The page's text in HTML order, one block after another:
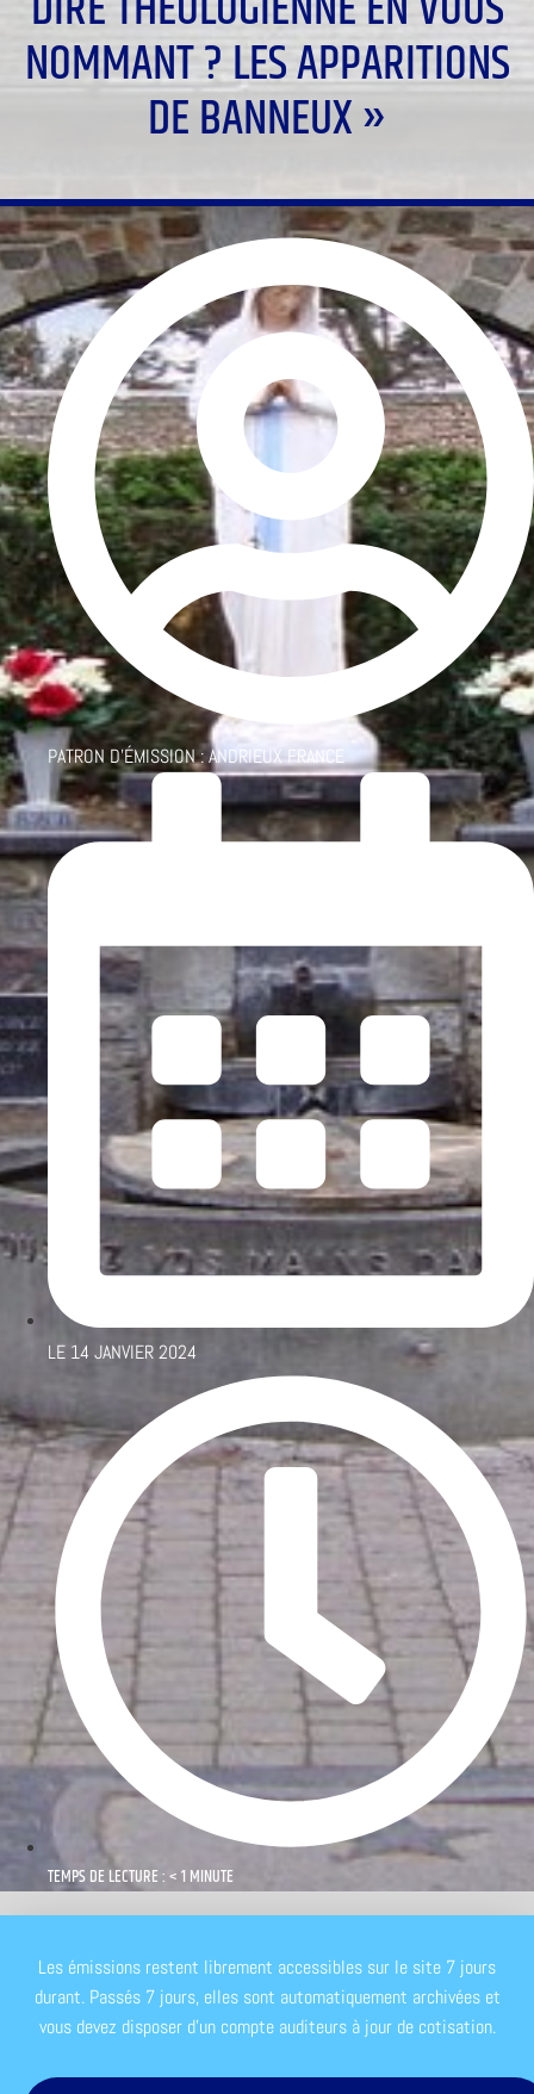
NOMMANT ? LES APPARITIONS
DE BANNEUX »
PATRON D'ÉMISSION :ANDRIEUX FRANCE
LE 14 JANVIER 2024
TEMPS DE LECTURE : < 1 MINUTE
Les émissions restent librement accessibles sur le site 7 jours
durant. Passés 7 jours, elles sont automatiquement archivées et
vous devez disposer d'un compte auditeurs à jour de cotisation.